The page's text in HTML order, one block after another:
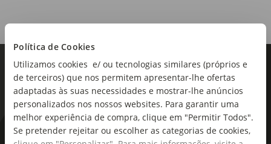
Política de Cookies
Utilizamos cookies e/ ou tecnologias similares (próprios e
de terceiros) que nos permitem apresentar-lhe ofertas
adaptadas às suas necessidades e mostrar-lhe anúncios
personalizados nos nossos websites. Para garantir uma
melhor experiência de compra, clique em "Permitir Todos".
Se pretender rejeitar ou escolher as categorias de cookies,
As novidades mais frescas no